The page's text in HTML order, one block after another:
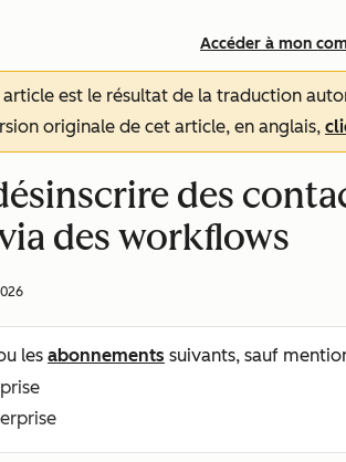
Accéder à mon
article est le résultat de la traduction
originale de cet article, en anglais,
des
des workflows
les abonnements suivants, sauf